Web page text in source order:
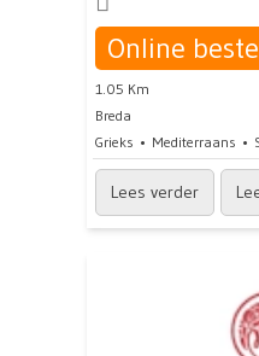
Online
1.05 Km
Breda
Grieks
Mediterraans
Lees verder